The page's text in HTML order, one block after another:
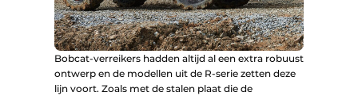
Bobcat-verreikers hadden altijd al een extra robuust
ontwerp en de modellen uit de R-serie zetten deze
lijn voort. Zoals met de stalen plaat die de